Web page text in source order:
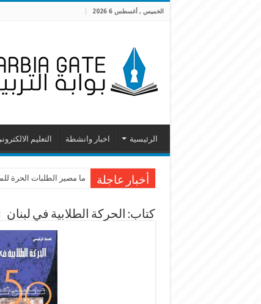
الخميس , أغسطس 6 2026
الرئيسية اخبار وانشطة التعليم
أخبار عاجلة ما مصير الطلبات الحرة
كتاب: الحركة الطلابية في لبنان